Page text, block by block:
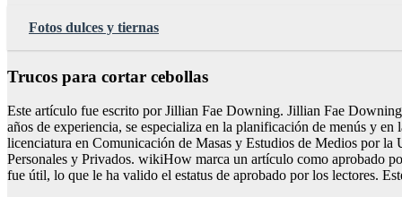
Fotos dulces y tiernas
Trucos para cortar cebollas
Este artículo fue escrito por Jillian Fae Downing. Jillian Fae
años de experiencia, se especializa en la planificación de menús y
licenciatura en Comunicación de Masas y Estudios de Medios por
Personales y Privados. wikiHow marca un artículo como aprobado
fue útil, lo que le ha valido el estatus de aprobado por los lectores.